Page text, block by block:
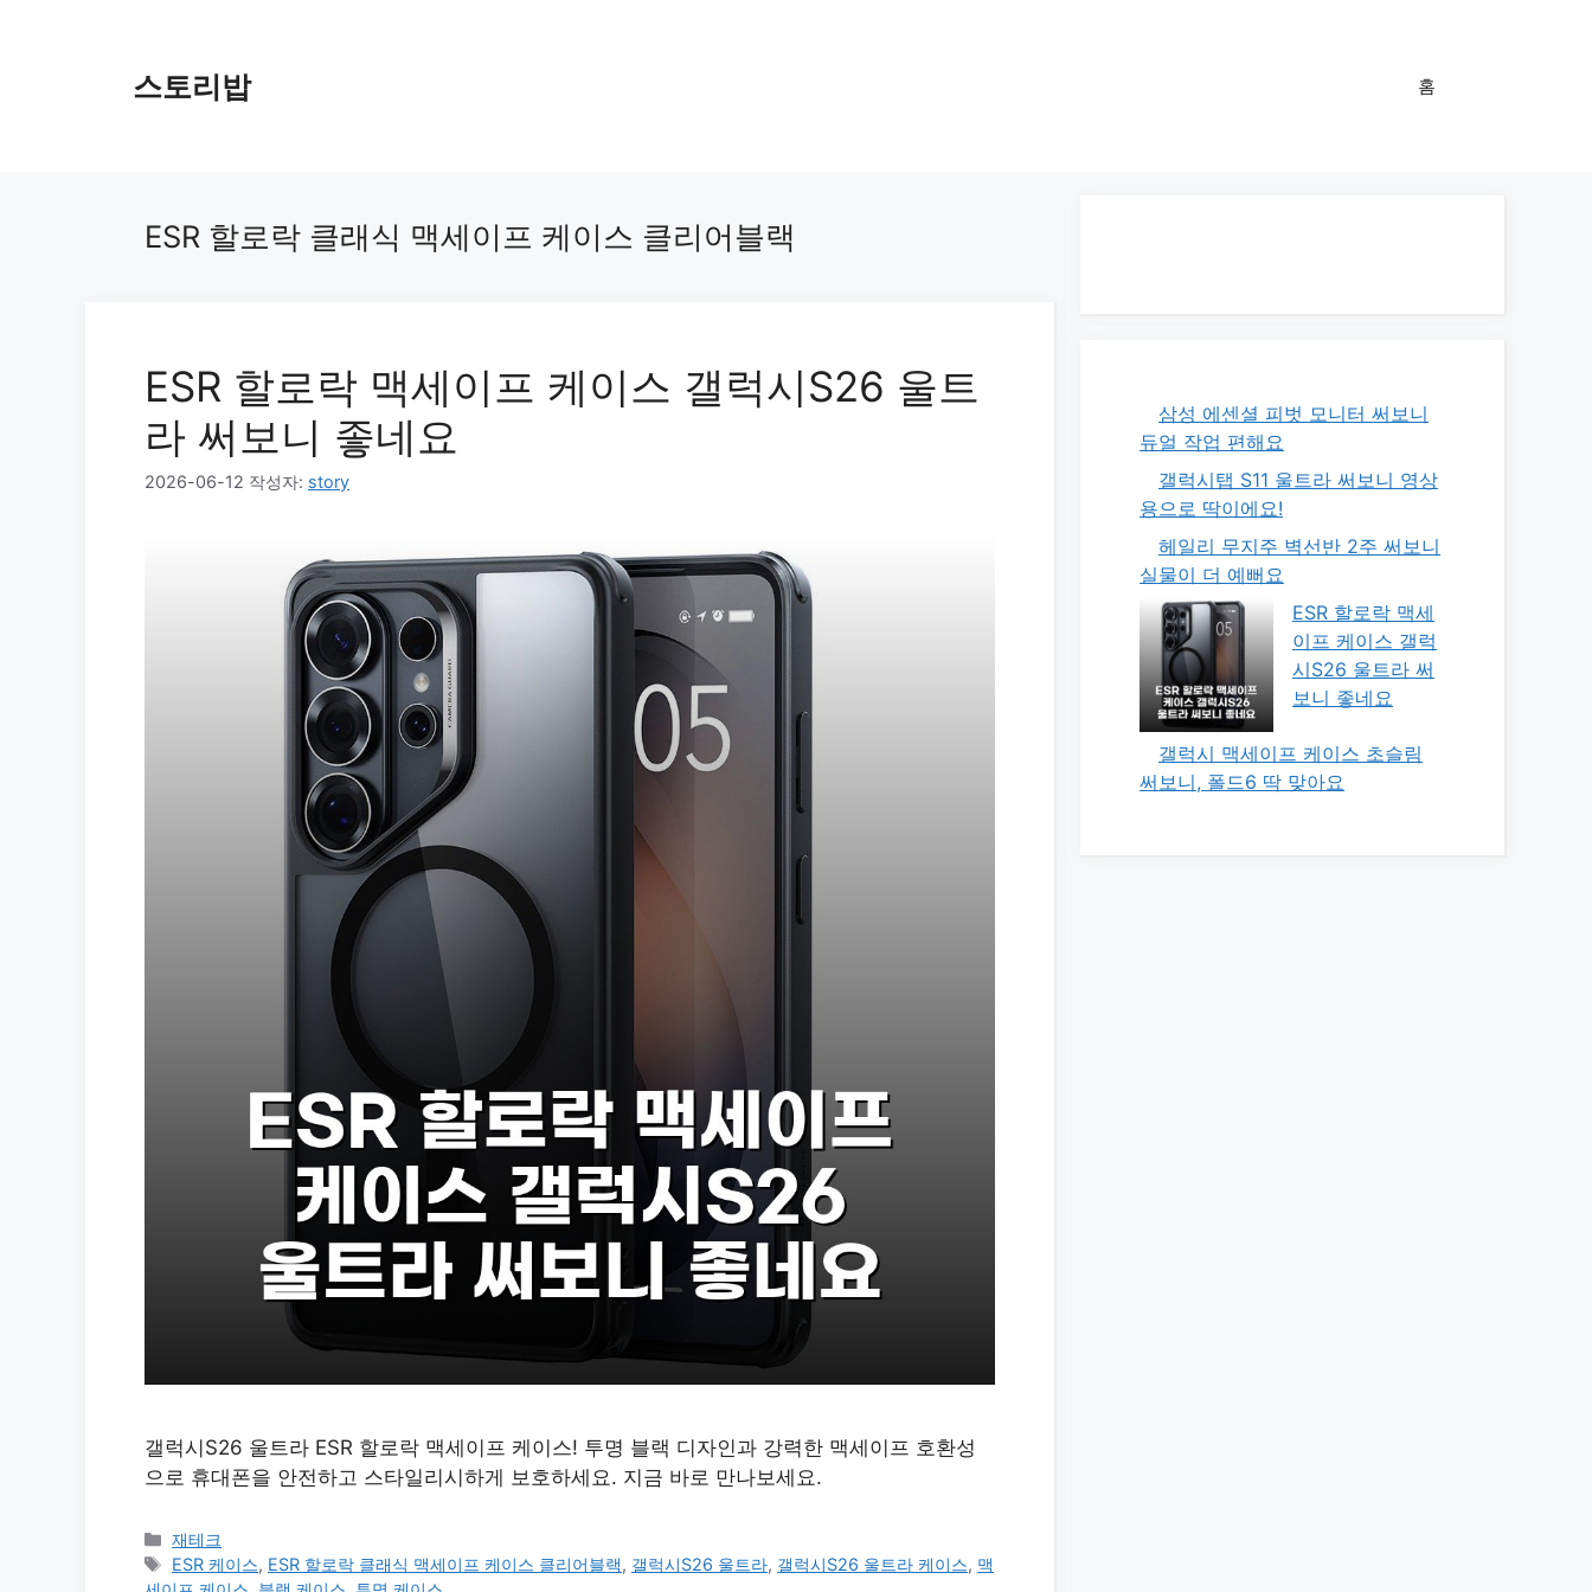
스토리밥 홈
ESR 할로락 클래식 맥세이프 케이스 클리어블랙
ESR 할로락 맥세이프 케이스 갤럭시S26 울트
라 써보니 좋네요
2026-06-12 작성자: story
갤럭시S26 울트라 ESR 할로락 맥세이프 케이스! 투명 블랙 디자인과 강력한 맥세이프 호환성
으로 휴대폰을 안전하고 스타일리시하게 보호하세요. 지금 바로 만나보세요.
카
테
재테크
태
ESR 케이스, ESR 할로락 클래식 맥세이프 케이스 클리어블랙, 갤럭시S26 울트라, 갤럭시S26 울트라 케이스, 맥
삼성 에센셜 피벗 모니터 써보니
듀얼 작업 편해요
갤럭시탭 S11 울트라 써보니 영상
용으로 딱이에요!
헤일리 무지주 벽선반 2주 써보니
실물이 더 예뻐요
ESR 할로락 맥세
이프 케이스 갤럭
시S26 울트라 써
보니 좋네요
갤럭시 맥세이프 케이스 초슬림
써보니, 폴드6 딱 맞아요